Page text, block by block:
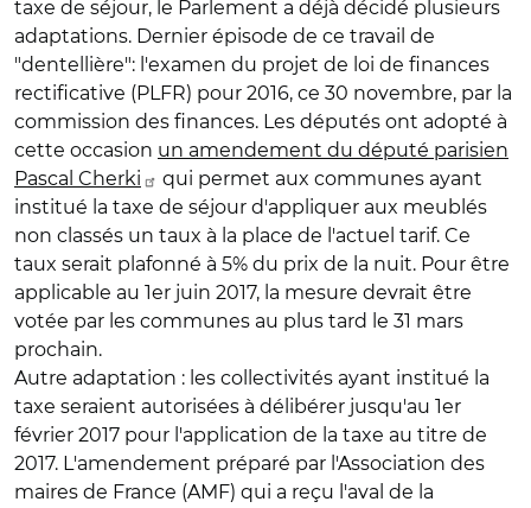
taxe de séjour, le Parlement a déjà décidé plusieurs
adaptations. Dernier épisode de ce travail de
"dentellière": l'examen du projet de loi de finances
rectificative (PLFR) pour 2016, ce 30 novembre, par la
commission des finances. Les députés ont adopté à
cette occasion un amendement du député parisien
Pascal Cherki
qui permet aux communes ayant
institué la taxe de séjour d'appliquer aux meublés
non classés un taux à la place de l'actuel tarif. Ce
taux serait plafonné à 5% du prix de la nuit. Pour être
applicable au 1er juin 2017, la mesure devrait être
votée par les communes au plus tard le 31 mars
prochain.
Autre adaptation : les collectivités ayant institué la
taxe seraient autorisées à délibérer jusqu'au 1er
février 2017 pour l'application de la taxe au titre de
2017. L'amendement préparé par l'Association des
maires de France (AMF) qui a reçu l'aval de la